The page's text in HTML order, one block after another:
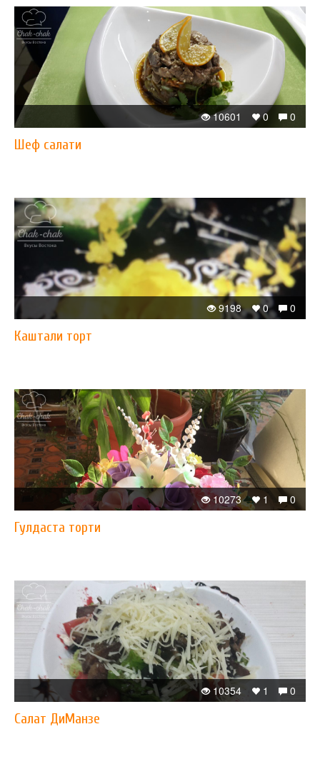
0
0
10601
Шеф салати
0
0
9198
Каштали торт
0
1
10273
Гулдаста торти
0
1
10354
Салат ДиМанзе